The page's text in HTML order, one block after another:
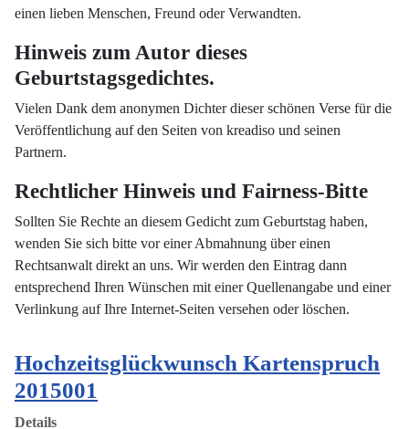
einen lieben Menschen, Freund oder Verwandten.
Hinweis zum Autor dieses
Geburtstagsgedichtes.
Vielen Dank dem anonymen Dichter dieser schönen Verse für die
Veröffentlichung auf den Seiten von kreadiso und seinen
Partnern.
Rechtlicher Hinweis und Fairness-Bitte
Sollten Sie Rechte an diesem Gedicht zum Geburtstag haben,
wenden Sie sich bitte vor einer Abmahnung über einen
Rechtsanwalt direkt an uns. Wir werden den Eintrag dann
entsprechend Ihren Wünschen mit einer Quellenangabe und einer
Verlinkung auf Ihre Internet-Seiten versehen oder löschen.
Hochzeitsglückwunsch Kartenspruch
2015001
Details